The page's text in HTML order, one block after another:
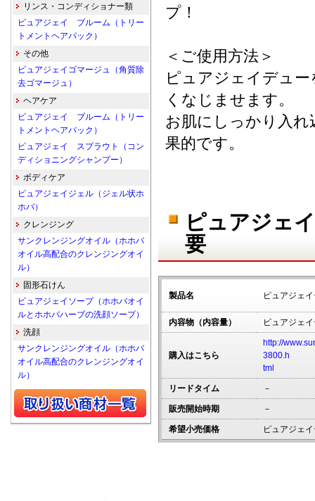
プ！
＜ご使用方法＞
ピュアジェイデュ
くなじませます。
お肌にしっかり入
果的です。
ピュアジェ
要
製品名 ピュアジェ
内容物（内容量） ピュアジェ
購入はこちら
http://
3800.h
tml
リードタイム －
販売開始時期 －
希望小売価格 ピュアジェ
リンス・コンディショナー類
ピュアジェイ ブルーム（トリー
トメントヘアパック）
その他
ピュアジェイゴマージュ（角質除
去ゴマージュ）
ヘアケア
ピュアジェイ ブルーム（トリー
トメントヘアパック）
ピュアジェイ スプラウト（コン
ディショニングシャンプー）
ボディケア
ピュアジェイジェル（ジェル状ホ
ホバ）
クレンジング
サンクレンジングオイル（ホホバ
オイル高配合のクレンジングオイ
ル）
固形石けん
ピュアジェイソープ（ホホバオイ
ルとホホバハーブの洗顔ソープ）
洗顔
サンクレンジングオイル（ホホバ
オイル高配合のクレンジングオイ
ル）